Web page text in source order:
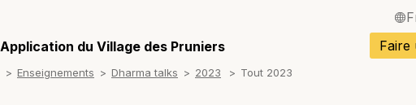
English /
Application du Village des Pruniers Faire
Enseignements Dharma talks 2023 Tout 2023